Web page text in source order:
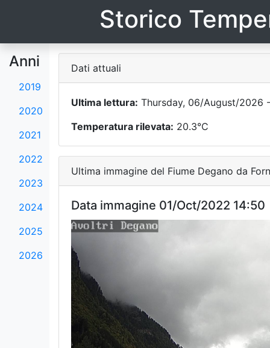
Storico
Anni
2019
2020
2021
2022
2023
2024
2025
2026
Dati attuali
Ultima lettura: Thursday, 06/August/2026
Temperatura rilevata: 20.3°C
Ultima immagine del Fiume Degano da
Data immagine 01/Oct/2022 14:50